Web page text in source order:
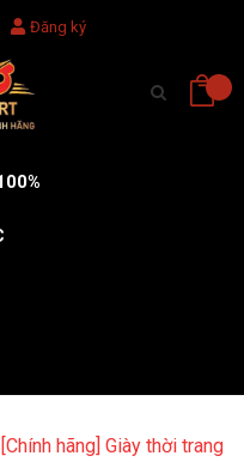
Đăng ký
[Chính hãng] Giày thời trang